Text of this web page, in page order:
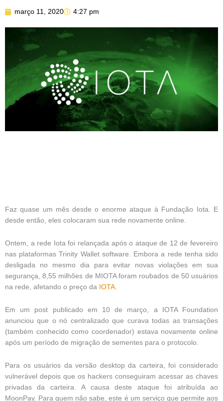
março 11, 2020 4:27 pm
Faz quase um mês desde o enorme ataque à Fundação Iota. E
desde então, eles colocaram sua rede novamente online.
Ontem, a rede Iota foi relançada após o ataque de 12 de fevereiro
nas plataformas Trinity Wallet software. Embora a rede tenha sido
desligada no mesmo dia para evitar novas violações em sua
segurança, 8,55 milhões de MIOTA foram roubados de 50 usuários
na rede, afetando o preço da IOTA
Em um post publicado em 10 de março, a IOTA Foundation
anunciou que o nó centralizado que curava todas as transações
(também conhecido como coordenador) estava novamente online
após um período de migração de sementes para o protocolo.
Para os usuários da versão desktop da carteira, foi considerado
vulnerável depois que os hackers conseguiram acessar as chaves
privadas da carteira. A causa deste ataque foi atribuída ao
MoonPay. Para quem não sabe, este é um serviço que permite aos